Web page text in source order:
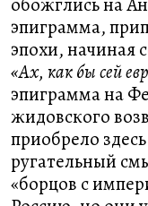
эпиграмма,
эпохи, начиная
«Ах, как бы сей
эпиграмма на
жидовского
приобрело
ругательный
«борцов с